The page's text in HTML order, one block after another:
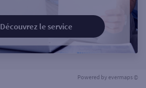
Découvrez le service
Powered by evermaps ©